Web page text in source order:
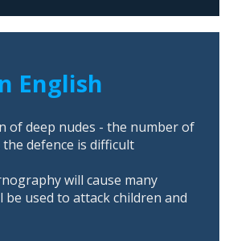
English
of deep nudes - the number of
defence is difficult
will cause many
be used to attack children and